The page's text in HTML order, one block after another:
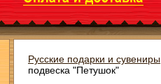
Русские подарки и сувениры
подвеска "Петушок"